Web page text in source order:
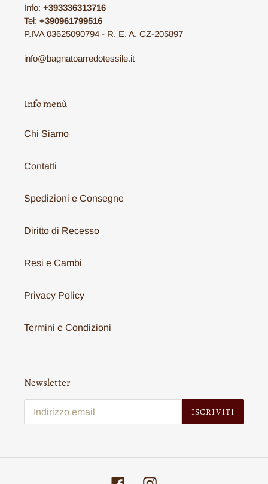
Info: +393336313716
Tel: +390961799516
P.IVA 03625090794 - R. E. A. CZ-205897
info@bagnatoarredotessile.it
Info menù
Chi Siamo
Contatti
Spedizioni e Consegne
Diritto di Recesso
Resi e Cambi
Privacy Policy
Termini e Condizioni
Newsletter
ISCRIVITI